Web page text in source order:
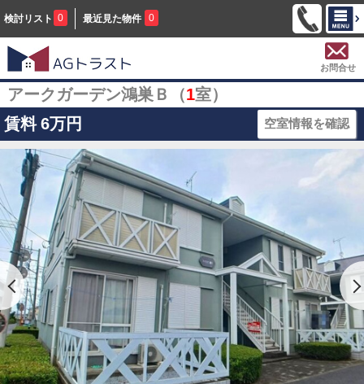
検討リスト 0 最近見た物件 0
お問合せ
アークガーデン鴻巣Ｂ（1室）
賃料 6万円 空室情報を確認